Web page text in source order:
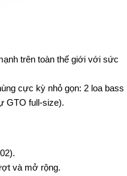
trên toàn thế giới với sức
cực kỳ nhỏ gọn: 2 loa bass
GTO full-size).
và mở rộng.